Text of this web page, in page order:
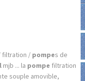
filtration / pompes de
mjb ... la pompe filtration
souple amovible,